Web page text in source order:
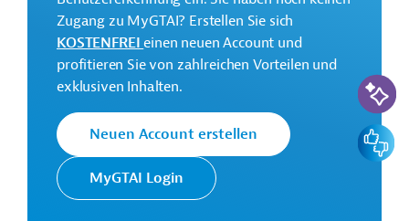
13,6 Millionen Euro
Kontaktadresse
Französische
Die AFD finanziert und
begleitet
Zugang zu MyGTAI? Erstellen Sie sich
KOSTENFREIeinen neuen Account und
profitieren Sie von zahlreichen Vorteilen und
exklusiven Inhalten.
Neuen Account erstellen
MyGTAI Login
KI-